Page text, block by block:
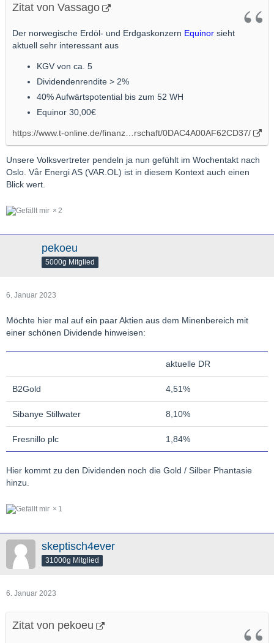
Zitat von Vassago
Der norwegische Erdöl- und Erdgaskonzern Equinor sieht
aktuell sehr interessant aus
KGV von ca. 5
Dividendenrendite > 2%
40% Aufwärtspotential bis zum 52 WH
Equinor 30,00€
https://www.t-online.de/finanz…rschaft/0DAC4A00AF62CD37/
Unsere Volksvertreter pendeln ja nun gefühlt im Wochentakt nach
Oslo. Vår Energi AS (VAR.OL) ist in diesem Kontext auch einen
Blick wert.
2
pekoeu
5000g Mitglied
6. Januar 2023
Möchte hier mal auf ein paar Aktien aus dem Minenbereich mit
einer schönen Dividende hinweisen:
aktuelle DR
B2Gold 4,51%
Sibanye Stillwater 8,10%
Fresnillo plc 1,84%
Hier kommt zu den Dividenden noch die Gold / Silber Phantasie
hinzu.
1
skeptisch4ever
31000g Mitglied
6. Januar 2023
Zitat von pekoeu